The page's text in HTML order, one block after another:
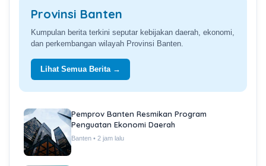
Provinsi Banten
Kumpulan berita terkini seputar kebijakan daerah, ekonomi,
dan perkembangan wilayah Provinsi Banten.
Lihat Semua Berita →
Pemprov Banten Resmikan Program
Penguatan Ekonomi Daerah
Banten • 2 jam lalu